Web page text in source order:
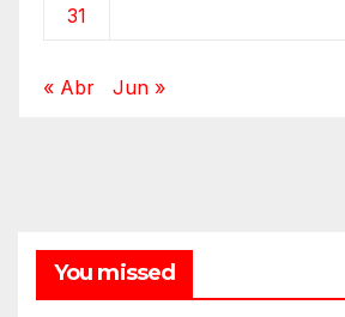
31
« Abr Jun »
You missed